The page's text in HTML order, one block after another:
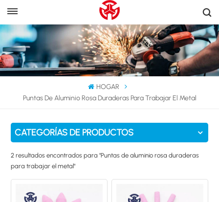
HOGAR
Puntas De Aluminio Rosa Duraderas Para Trabajar El Metal
CATEGORÍAS DE PRODUCTOS
2 resultados encontrados para "Puntas de aluminio rosa duraderas
para trabajar el metal"